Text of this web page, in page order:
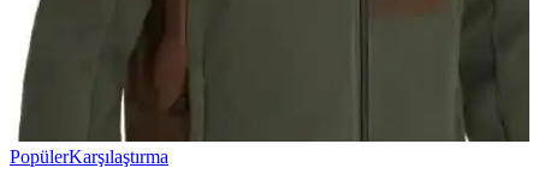
PopülerKarşılaştırma